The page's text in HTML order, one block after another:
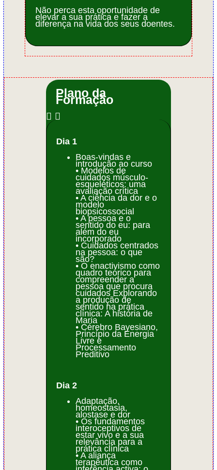
Não perca esta oportunidade de
elevar a sua prática e fazer a
diferença na vida dos seus doentes.
Plano da
Formação
Dia 1
Boas-vindas e
introdução ao curso
• Modelos de
cuidados músculo-
esqueléticos: uma
avaliação crítica
• A ciência da dor e o
modelo
biopsicossocial
• A pessoa e o
sentido do eu: para
além do eu
incorporado
• Cuidados centrados
na pessoa: o que
são?
• O enactivismo como
quadro teórico para
compreender a
pessoa que procura
cuidados Explorando
a produção de
sentido na prática
clínica: A história de
Maria
• Cérebro Bayesiano,
Princípio da Energia
Livre e
Processamento
Preditivo
Dia 2
Adaptação,
homeostasia,
alostase e dor
• Os fundamentos
interoceptivos de
estar vivo e a sua
relevância para a
prática clínica
• A aliança
terapêutica como